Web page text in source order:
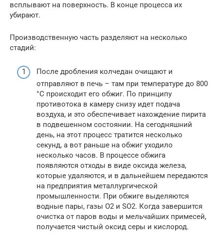
всплывают на поверхность. В конце процесса их
убирают.
Производственную часть разделяют на несколько
стадий:
После дробления колчедан очищают и
отправляют в печь – там при температуре до 800
°C происходит его обжиг. По принципу
противотока в камеру снизу идет подача
воздуха, и это обеспечивает нахождение пирита
в подвешенном состоянии. На сегодняшний
день, на этот процесс тратится несколько
секунд, а вот раньше на обжиг уходило
несколько часов. В процессе обжига
появляются отходы в виде оксида железа,
которые удаляются, и в дальнейшем передаются
на предприятия металлургической
промышленности. При обжиге выделяются
водные пары, газы O2 и SO2. Когда завершится
очистка от паров воды и мельчайших примесей,
получается чистый оксид серы и кислород.